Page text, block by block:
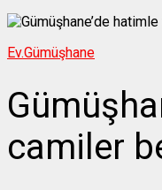
Ev.Gümüşhane
camiler